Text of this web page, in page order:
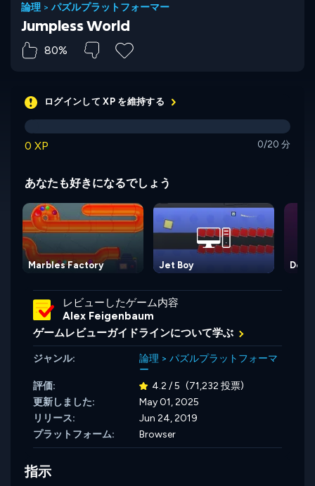
論理 > パズルプラットフォーマー
Jumpless World
80%
ログインして XP を維持する
0 XP 0/20 分
あなたも好きになるでしょう
Jet Boy
Marbles Factory
レビューしたゲーム内容
Alex Feigenbaum
ゲームレビューガイドラインについて学ぶ
ジャンル: 論理 > パズルプラットフォーマ
ー
評価:
4.2 / 5 (71,232 投票)
更新しました:
May 01, 2025
リリース:
Jun 24, 2019
プラットフォーム:
Browser
指示